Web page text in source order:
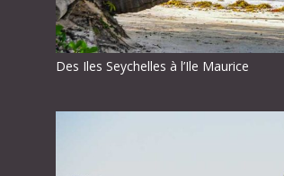
Des Iles Seychelles à l’Ile Maurice